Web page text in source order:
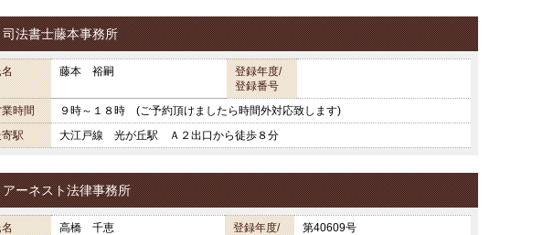
司法書士藤本事務所
藤本 裕嗣
登録年度/
登録番号
時間
９時～１８時 (ご予約頂けましたら時間外対応致します)
駅
大江戸線 光が丘駅 Ａ２出口から徒歩８分
アーネスト法律事務所
高橋 千恵
登録年度/
第40609号